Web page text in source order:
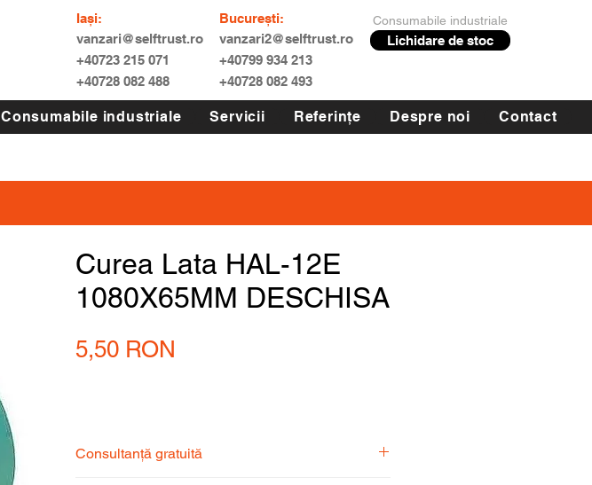
Iași:
vanzari@selftrust.ro
+40723 215 071
+40728 082 488
București:
vanzari2@selftrust.ro
+40799 934 213
+40728 082 493
Consumabile industriale
Lichidare de stoc
Consumabile industriale Servicii Referințe Despre noi Contact
Curea Lata HAL-12E
1080X65MM DESCHISA
5,50 RON
Consultanță gratuită